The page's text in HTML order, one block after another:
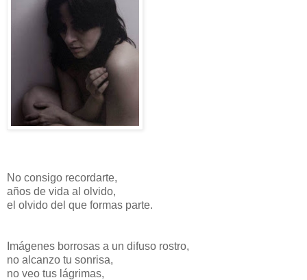
No consigo recordarte,
años de vida al olvido,
el olvido del que formas parte.
Imágenes borrosas a un difuso rostro,
no alcanzo tu sonrisa,
no veo tus lágrimas,